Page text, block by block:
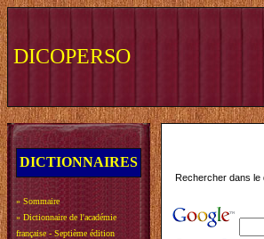
DICOPERSO
DICTIONNAIRES
» Sommaire
» Dictionnaire de l'académie
française - Septième édition
Rechercher dans le